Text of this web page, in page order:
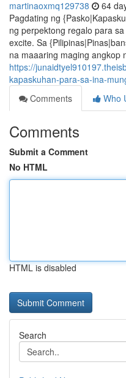
martinaoxmq129738 64
Pagdating ng
ng perpektong regalo para
excite. Sa
na maaaring maging angkop
https://
kapaskuhan-para-sa-ina-
Comments
Who
Comments
Submit a Comment
No HTML
HTML is disabled
Search